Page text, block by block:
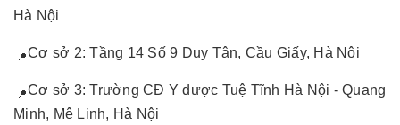
Hà Nội
Cơ sở 2: Tầng 14 Số 9 Duy Tân, Cầu Giấy, Hà Nội
Cơ sở 3: Trường CĐ Y dược Tuệ Tĩnh Hà Nội - Quang
Minh, Mê Linh, Hà Nội